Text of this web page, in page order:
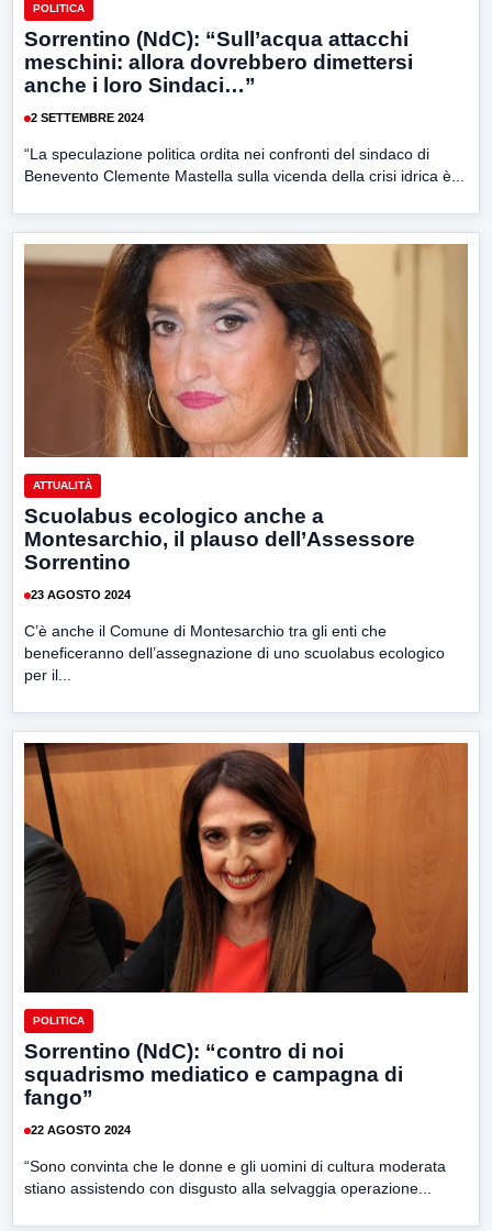
POLITICA
Sorrentino (NdC): “Sull’acqua attacchi
meschini: allora dovrebbero dimettersi
anche i loro Sindaci…”
2 SETTEMBRE 2024
“La speculazione politica ordita nei confronti del sindaco di
Benevento Clemente Mastella sulla vicenda della crisi idrica è...
ATTUALITÀ
Scuolabus ecologico anche a
Montesarchio, il plauso dell’Assessore
Sorrentino
23 AGOSTO 2024
C’è anche il Comune di Montesarchio tra gli enti che
beneficeranno dell’assegnazione di uno scuolabus ecologico
per il...
POLITICA
Sorrentino (NdC): “contro di noi
squadrismo mediatico e campagna di
fango”
22 AGOSTO 2024
“Sono convinta che le donne e gli uomini di cultura moderata
stiano assistendo con disgusto alla selvaggia operazione...